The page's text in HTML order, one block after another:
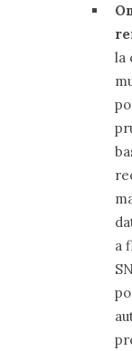
la
a